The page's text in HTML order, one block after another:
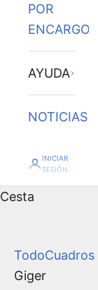
POR
ENCARGO
AYUDA
NOTICIAS
INICIAR
SESIÓN
Cesta
TodoCuadros
Giger